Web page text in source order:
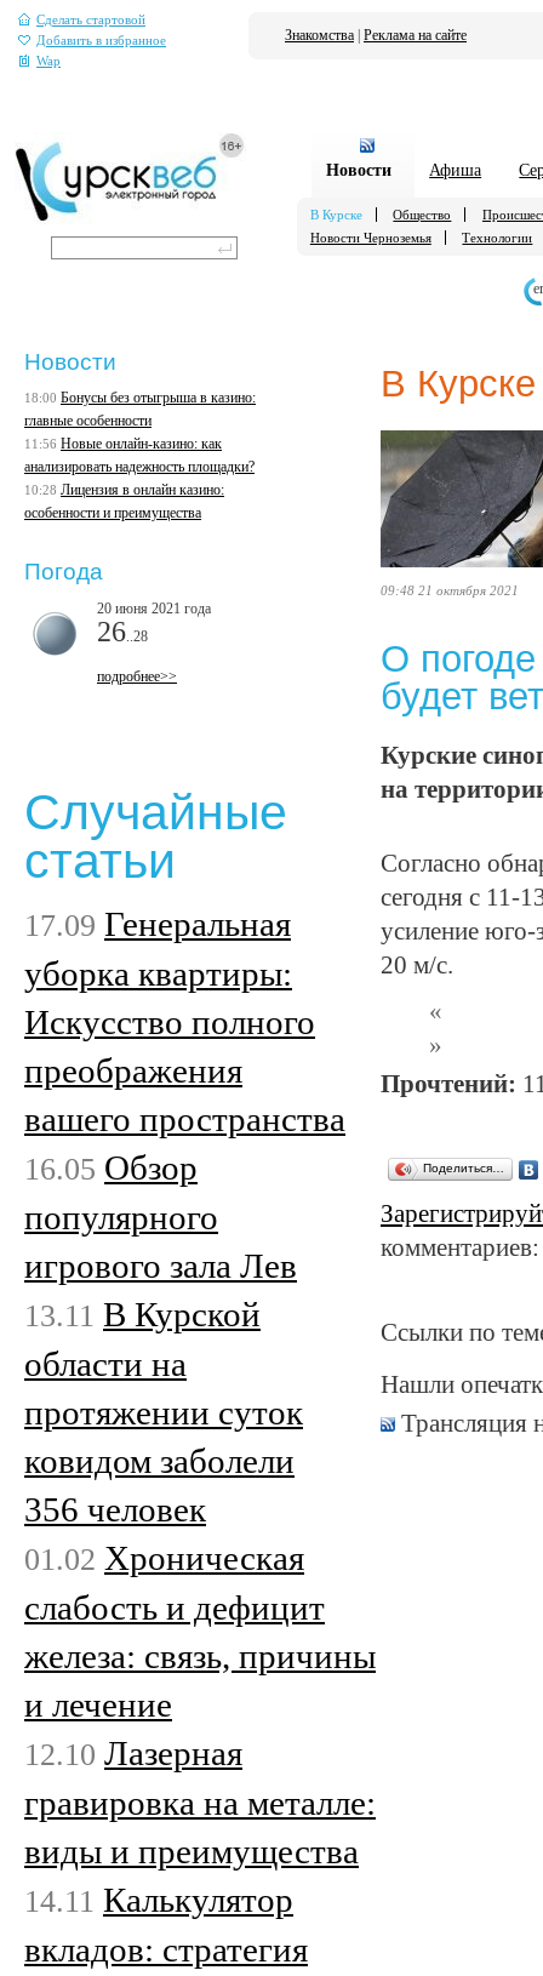
Сделать стартовой
Добавить в избранное
Wap
Знакомства Реклама на сайте
Новости Афиша
В Курске Общество
Новости Черноземья
Технологии
В Курске
09:48 21 октября 2021
О
будет
Курские
на
Согласно
сегодня с 11-
усиление юго-
20 м/с.
Прочтений:
Поделиться…
Ссылки по
Нашли
Трансляция
Новости
18:00 Бонусы без отыгрыша в казино:
главные особенности
11:56 Новые онлайн-казино: как
анализировать надежность площадки?
10:28 Лицензия в онлайн казино:
особенности и преимущества
Погода
20 июня 2021 года
26 ..28
подробнее>>
Случайные
статьи
17.09 Генеральная
уборка квартиры:
Искусство полного
преображения
вашего пространства
16.05 Обзор
популярного
игрового зала Лев
13.11 В Курской
области на
протяжении суток
ковидом заболели
356 человек
01.02 Хроническая
слабость и дефицит
железа: связь, причины
и лечение
12.10 Лазерная
гравировка на металле:
виды и преимущества
14.11 Калькулятор
вкладов: стратегия